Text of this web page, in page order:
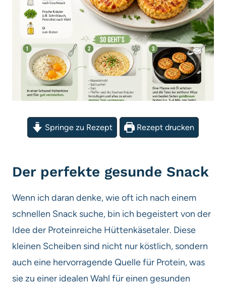
Springe zu Rezept Rezept drucken
Der perfekte gesunde Snack
Wenn ich daran denke, wie oft ich nach einem
schnellen Snack suche, bin ich begeistert von der
Idee der Proteinreiche Hüttenkäsetaler. Diese
kleinen Scheiben sind nicht nur köstlich, sondern
auch eine hervorragende Quelle für Protein, was
sie zu einer idealen Wahl für einen gesunden